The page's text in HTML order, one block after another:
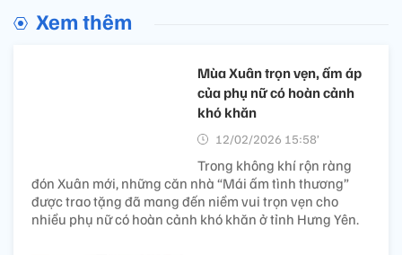
Xem thêm
Mùa Xuân trọn vẹn, ấm áp
của phụ nữ có hoàn cảnh
khó khăn
12/02/2026 15:58’
Trong không khí rộn ràng
đón Xuân mới, những căn nhà “Mái ấm tình thương”
được trao tặng đã mang đến niềm vui trọn vẹn cho
nhiều phụ nữ có hoàn cảnh khó khăn ở tỉnh Hưng Yên.